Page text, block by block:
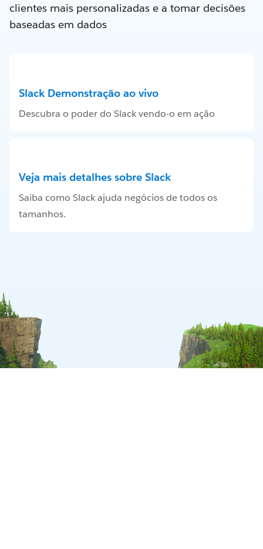
clientes mais personalizadas e a tomar decisões
baseadas em dados
Slack Demonstração ao vivo
Descubra o poder do Slack vendo-o em ação
Veja mais detalhes sobre Slack
Saiba como Slack ajuda negócios de todos os
tamanhos.